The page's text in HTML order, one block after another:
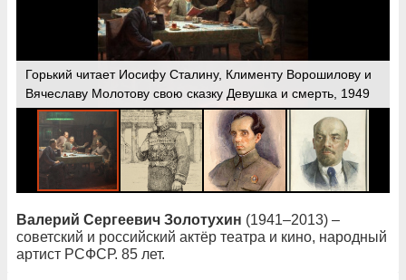
Горький читает Иосифу Сталину, Клименту Ворошилову и
Вячеславу Молотову свою сказку Девушка и смерть, 1949
Валерий Сергеевич Золотухин (1941–2013) –
советский и российский актёр театра и кино, народный
артист РСФСР. 85 лет.